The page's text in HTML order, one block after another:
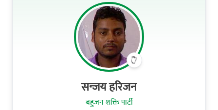
सन्जय हरिजन
बहुजन शक्ति पार्टी